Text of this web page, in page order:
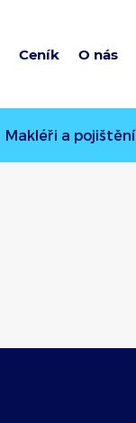
Ceník O nás
Makléři a pojištění